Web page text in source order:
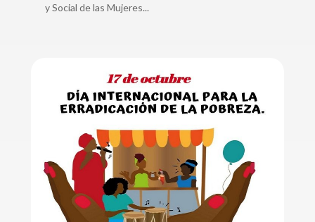
y Social de las Mujeres...